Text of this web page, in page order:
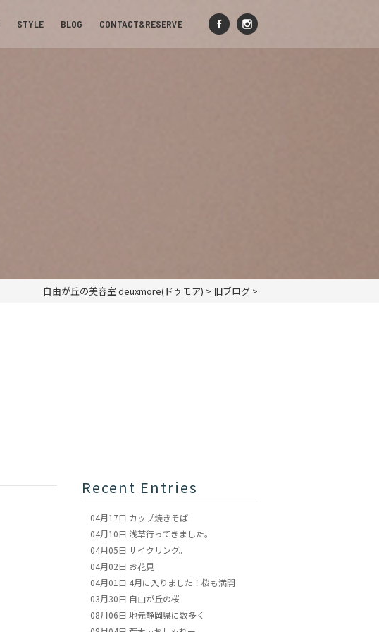
STYLE BLOG CONTACT&RESERVE
自由が丘の美容室 deuxmore(ドゥモア) > 旧ブログ >
Recent Entries
04月17日 カップ焼きそば
04月10日 浅草行ってきました。
04月05日 サイクリング。
04月02日 お花見
04月01日 4月に入りました！桜も満開
03月30日 自由が丘の桜
08月06日 地元静岡県に数多く